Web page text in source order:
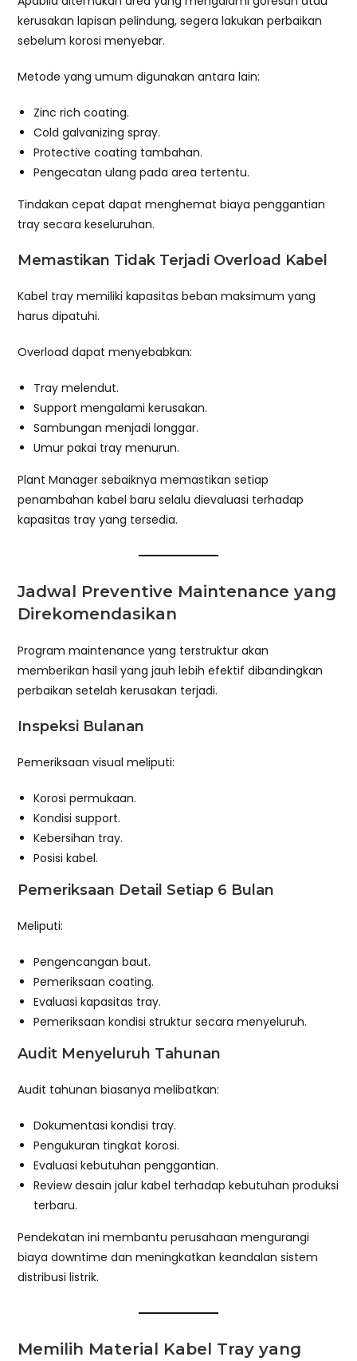
kerusakan lapisan pelindung, segera lakukan perbaikan
sebelum korosi menyebar.
Metode yang umum digunakan antara lain:
Zinc rich coating.
Cold galvanizing spray.
Protective coating tambahan.
Pengecatan ulang pada area tertentu.
Tindakan cepat dapat menghemat biaya penggantian
tray secara keseluruhan.
Memastikan Tidak Terjadi Overload Kabel
Kabel tray memiliki kapasitas beban maksimum yang
harus dipatuhi.
Overload dapat menyebabkan:
Tray melendut.
Support mengalami kerusakan.
Sambungan menjadi longgar.
Umur pakai tray menurun.
Plant Manager sebaiknya memastikan setiap
penambahan kabel baru selalu dievaluasi terhadap
kapasitas tray yang tersedia.
Jadwal Preventive Maintenance yang
Direkomendasikan
Program maintenance yang terstruktur akan
memberikan hasil yang jauh lebih efektif dibandingkan
perbaikan setelah kerusakan terjadi.
Inspeksi Bulanan
Pemeriksaan visual meliputi:
Korosi permukaan.
Kondisi support.
Kebersihan tray.
Posisi kabel.
Pemeriksaan Detail Setiap 6 Bulan
Meliputi:
Pengencangan baut.
Pemeriksaan coating.
Evaluasi kapasitas tray.
Pemeriksaan kondisi struktur secara menyeluruh.
Audit Menyeluruh Tahunan
Audit tahunan biasanya melibatkan:
Dokumentasi kondisi tray.
Pengukuran tingkat korosi.
Evaluasi kebutuhan penggantian.
Review desain jalur kabel terhadap kebutuhan produksi
terbaru.
Pendekatan ini membantu perusahaan mengurangi
biaya downtime dan meningkatkan keandalan sistem
distribusi listrik.
Memilih Material Kabel Tray yang